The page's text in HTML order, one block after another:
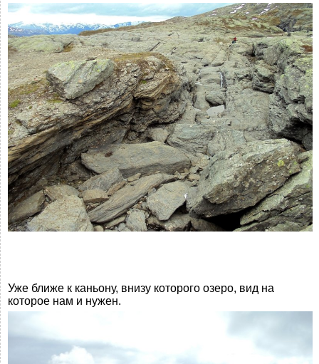
Уже ближе к каньону, внизу которого озеро, вид на
которое нам и нужен.